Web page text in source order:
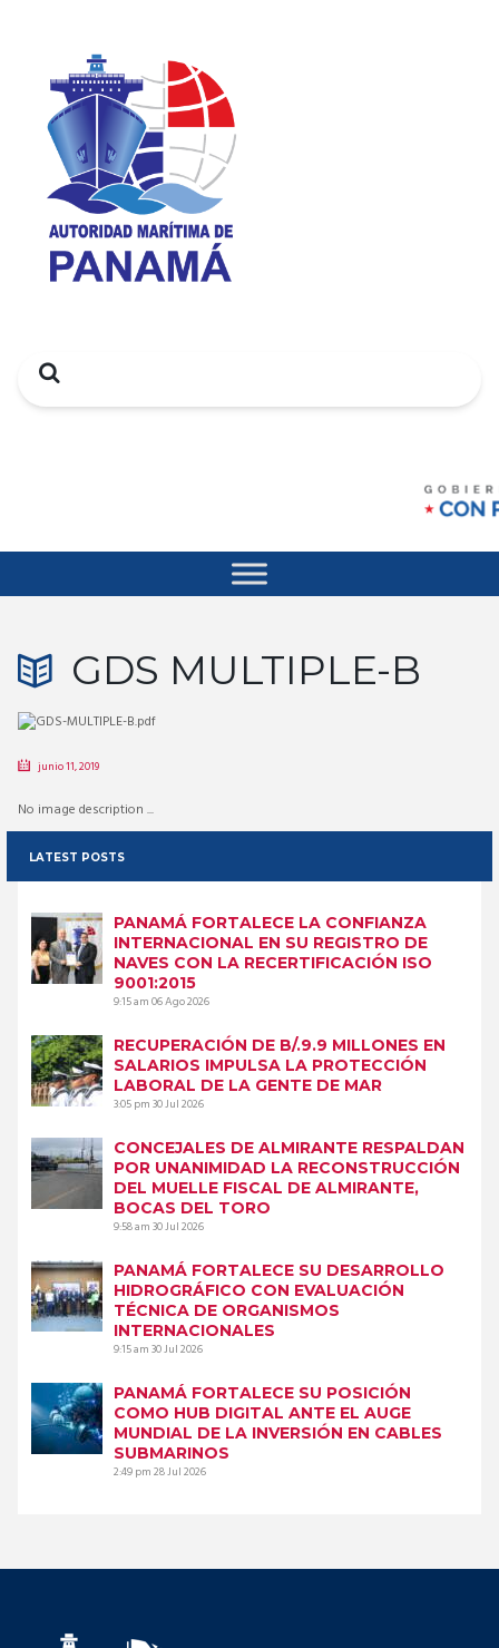
Search
GDS MULTIPLE-B
junio 11, 2019
No image description ...
LATEST POSTS
PANAMÁ FORTALECE LA CONFIANZA
INTERNACIONAL EN SU REGISTRO DE
NAVES CON LA RECERTIFICACIÓN ISO
9001:2015
9:15 am06 Ago 2026
RECUPERACIÓN DE B/.9.9 MILLONES EN
SALARIOS IMPULSA LA PROTECCIÓN
LABORAL DE LA GENTE DE MAR
3:05 pm30 Jul 2026
CONCEJALES DE ALMIRANTE RESPALDAN
POR UNANIMIDAD LA RECONSTRUCCIÓN
DEL MUELLE FISCAL DE ALMIRANTE,
BOCAS DEL TORO
9:58 am30 Jul 2026
PANAMÁ FORTALECE SU DESARROLLO
HIDROGRÁFICO CON EVALUACIÓN
TÉCNICA DE ORGANISMOS
INTERNACIONALES
9:15 am30 Jul 2026
PANAMÁ FORTALECE SU POSICIÓN
COMO HUB DIGITAL ANTE EL AUGE
MUNDIAL DE LA INVERSIÓN EN CABLES
SUBMARINOS
2:49 pm28 Jul 2026